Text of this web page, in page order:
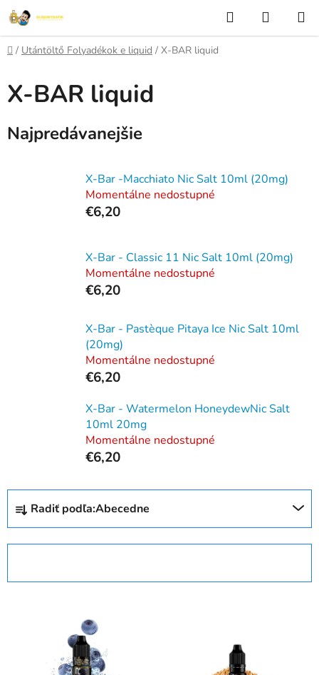
Prejsť
na
obsah
Hľadať
KOŠÍK
Domov
/ Utántöltő Folyadékok e liquid / X-BAR liquid
X-BAR liquid
Najpredávanejšie
X-Bar -Macchiato Nic Salt 10ml (20mg)
Momentálne nedostupné
€6,20
X-Bar - Classic 11 Nic Salt 10ml (20mg)
Momentálne nedostupné
€6,20
X-Bar - Pastèque Pitaya Ice Nic Salt 10ml
(20mg)
Momentálne nedostupné
€6,20
X-Bar - Watermelon HoneydewNic Salt
10ml 20mg
Momentálne nedostupné
€6,20
R
d
Radiť podľa:Abecedne